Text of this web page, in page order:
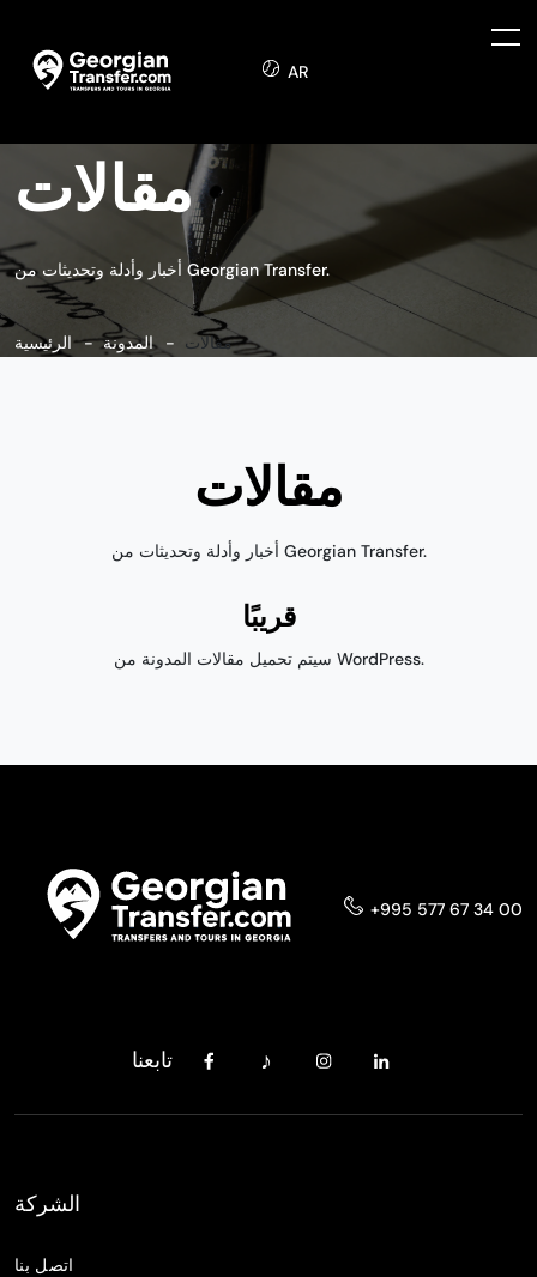
AR
مقالات
أخبار وأدلة وتحديثات من Georgian Transfer.
الرئيسية المدونة مقالات
مقالات
أخبار وأدلة وتحديثات من Georgian Transfer.
قريبًا
سيتم تحميل مقالات المدونة من WordPress.
+995 577 67 34 00
تابعنا
الشركة
اتصل بنا